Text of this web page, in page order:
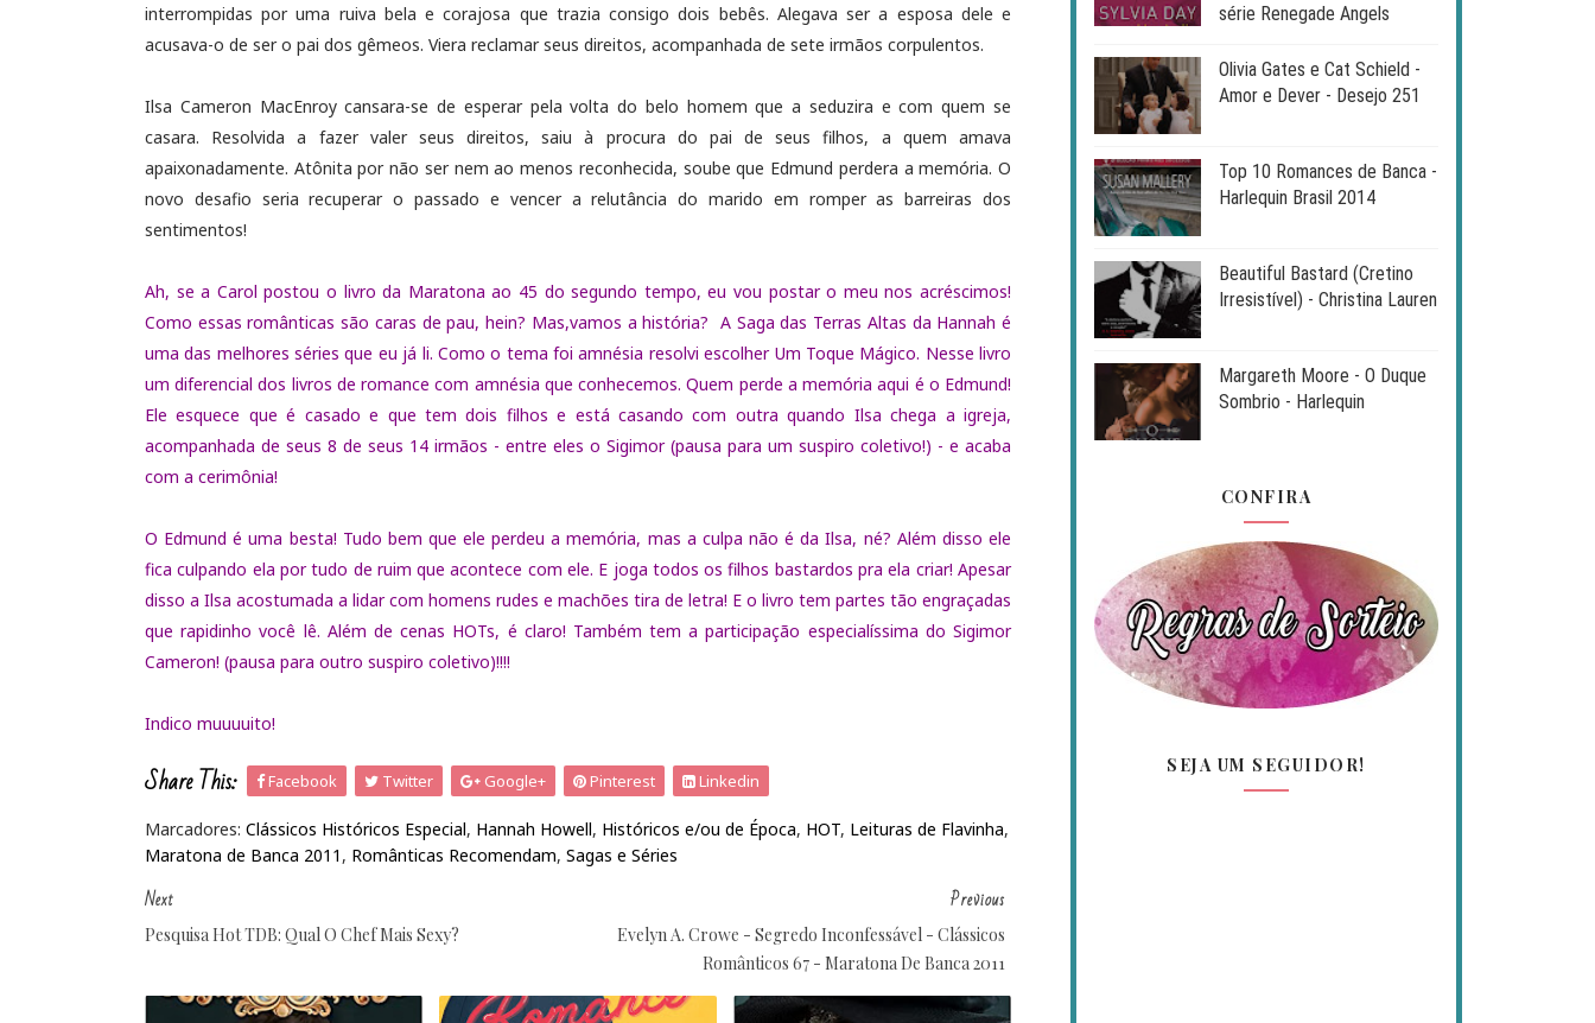
interrompidas por uma ruiva bela e corajosa que trazia consigo dois bebês. Alegava ser a esposa dele e
acusava-o de ser o pai dos gêmeos. Viera reclamar seus direitos, acompanhada de sete irmãos corpulentos.
Ilsa Cameron MacEnroy cansara-se de esperar pela volta do belo homem que a seduzira e com quem se
casara. Resolvida a fazer valer seus direitos, saiu à procura do pai de seus filhos, a quem amava
apaixonadamente. Atônita por não ser nem ao menos reconhecida, soube que Edmund perdera a memória. O
novo desafio seria recuperar o passado e vencer a relutância do marido em romper as barreiras dos
sentimentos!
Ah, se a Carol postou o livro da Maratona ao 45 do segundo tempo, eu vou postar o meu nos acréscimos!
Como essas românticas são caras de pau, hein? Mas,vamos a história? A Saga das Terras Altas da Hannah é
uma das melhores séries que eu já li. Como o tema foi amnésia resolvi escolher Um Toque Mágico. Nesse livro
um diferencial dos livros de romance com amnésia que conhecemos. Quem perde a memória aqui é o Edmund!
Ele esquece que é casado e que tem dois filhos e está casando com outra quando Ilsa chega a igreja,
acompanhada de seus 8 de seus 14 irmãos - entre eles o Sigimor (pausa para um suspiro coletivo!) - e acaba
com a cerimônia!
O Edmund é uma besta! Tudo bem que ele perdeu a memória, mas a culpa não é da Ilsa, né? Além disso ele
fica culpando ela por tudo de ruim que acontece com ele. E joga todos os filhos bastardos pra ela criar! Apesar
disso a Ilsa acostumada a lidar com homens rudes e machões tira de letra! E o livro tem partes tão engraçadas
que rapidinho você lê. Além de cenas HOTs, é claro! Também tem a participação especialíssima do Sigimor
Cameron! (pausa para outro suspiro coletivo)!!!!
Indico muuuuito!
Share This: Facebook Twitter Google+ Pinterest Linkedin
Marcadores: Clássicos Históricos Especial, Hannah Howell, Históricos e/ou de Época, HOT, Leituras de Flavinha,
Maratona de Banca 2011 , Românticas Recomendam, Sagas e Séries
Next
Pesquisa Hot TDB: Qual O Chef Mais Sexy?
Previous
Evelyn A. Crowe - Segredo Inconfessável - Clássicos
Românticos 67 - Maratona De Banca 2011
série Renegade Angels
Olivia Gates e Cat Schield -
Amor e Dever - Desejo 251
Top 10 Romances de Banca -
Harlequin Brasil 2014
Beautiful Bastard (Cretino
Irresistível) - Christina Lauren
Margareth Moore - O Duque
Sombrio - Harlequin
CONFIRA
SEJA UM SEGUIDOR!